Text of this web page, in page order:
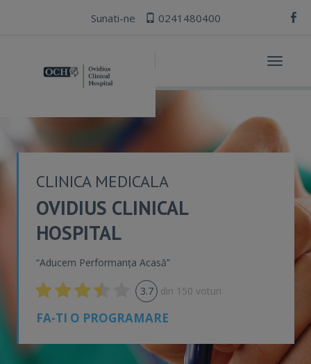
Sunati-ne 0241480400
Toggle
CLINICA MEDICALA
OVIDIUS CLINICAL
HOSPITAL
“Aducem Performanța Acasă”
3.7 din 150 voturi
FA-TI O PROGRAMARE